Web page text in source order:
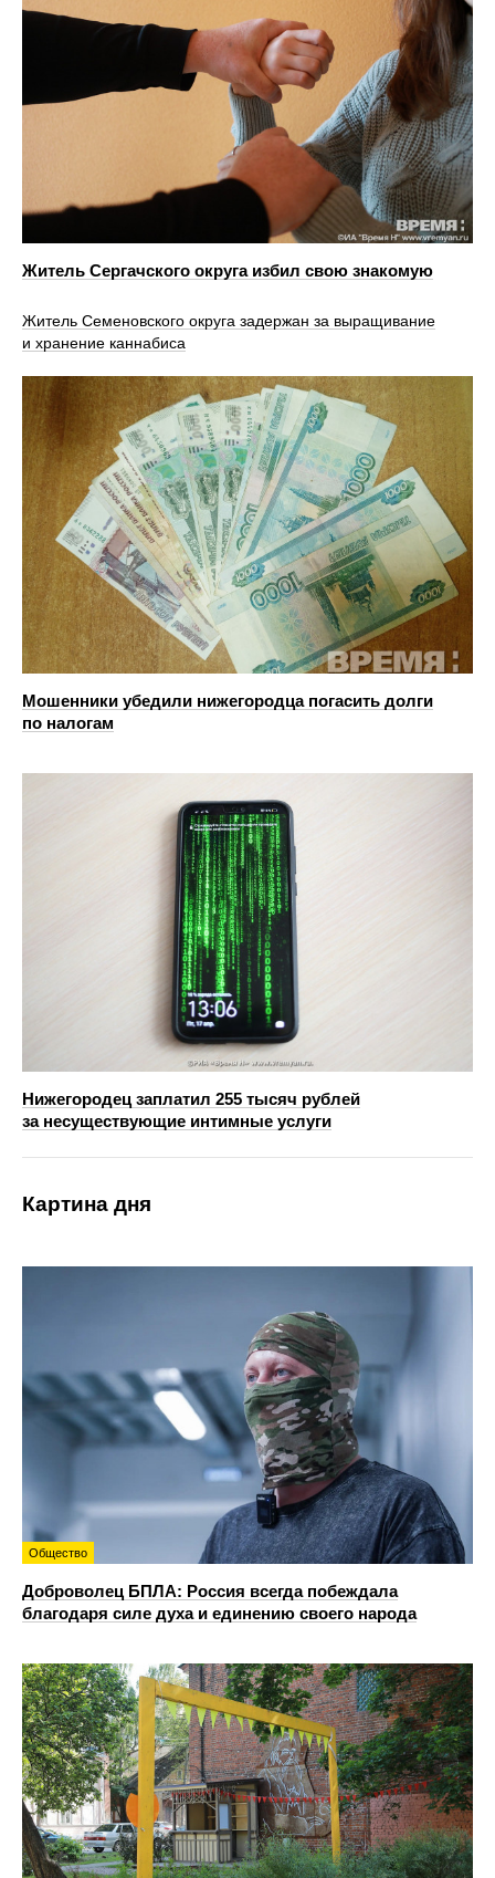
Житель Сергачского округа избил свою знакомую
Житель Семеновского округа задержан за выращивание
и хранение каннабиса
Мошенники убедили нижегородца погасить долги
по налогам
Нижегородец заплатил 255 тысяч рублей
за несуществующие интимные услуги
Картина дня
Общество
Доброволец БПЛА: Россия всегда побеждала
благодаря силе духа и единению своего народа